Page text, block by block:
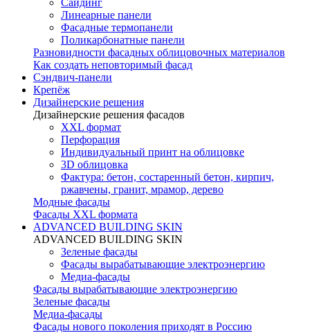
Сайдинг
Линеарные панели
Фасадные термопанели
Поликарбонатные панели
Разновидности фасадных облицовочных материалов
Как создать неповторимый фасад
Сэндвич-панели
Крепёж
Дизайнерские решения
Дизайнерские решения фасадов
XXL формат
Перфорация
Индивидуальный принт на облицовке
3D облицовка
Фактура: бетон, состаренный бетон, кирпич,
ржавчены, гранит, мрамор, дерево
Модные фасады
Фасады XXL формата
ADVANCED BUILDING SKIN
ADVANCED BUILDING SKIN
Зеленые фасады
Фасады вырабатывающие электроэнергию
Медиа-фасады
Фасады вырабатывающие электроэнергию
Зеленые фасады
Медиа-фасады
Фасады нового поколения приходят в Россию